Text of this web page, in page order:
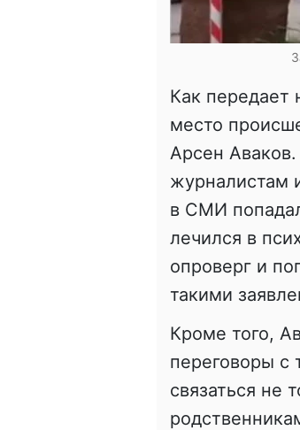
Как передает
место
Арсен
журналистам
в СМИ
лечился в
опроверг и
такими
Кроме того,
переговоры с
связаться не